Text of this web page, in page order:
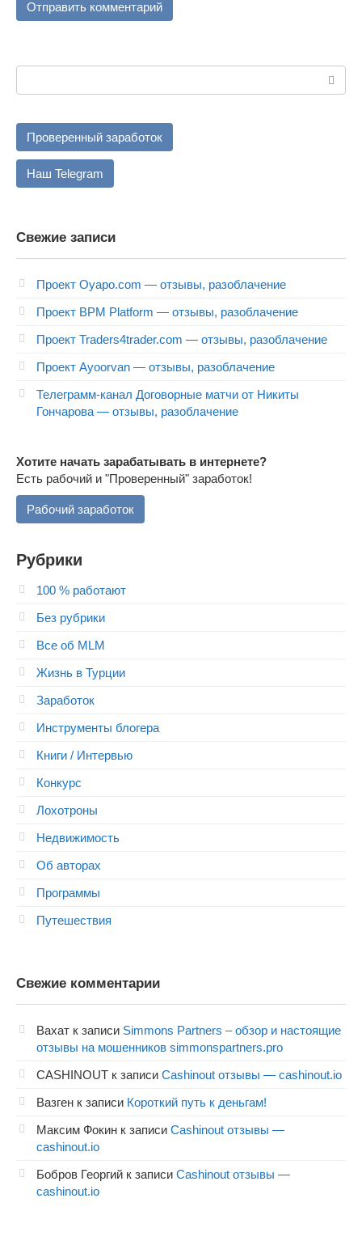
Проверенный заработок
Наш Telegram
Свежие записи
Проект Oyapo.com — отзывы, разоблачение
Проект BPM Platform — отзывы, разоблачение
Проект Traders4trader.com — отзывы, разоблачение
Проект Ayoorvan — отзывы, разоблачение
Телеграмм-канал Договорные матчи от Никиты
Гончарова — отзывы, разоблачение
Хотите начать зарабатывать в интернете?
Есть рабочий и "Проверенный" заработок!
Рабочий заработок
Рубрики
100 % работают
Без рубрики
Все об MLM
Жизнь в Турции
Заработок
Инструменты блогера
Книги / Интервью
Конкурс
Лохотроны
Недвижимость
Об авторах
Программы
Путешествия
Свежие комментарии
Вахат к записи Simmons Partners – обзор и настоящие
отзывы на мошенников simmonspartners.pro
CASHINOUT к записи Cashinout отзывы — cashinout.io
Вазген к записи Короткий путь к деньгам!
Максим Фокин к записи Cashinout отзывы —
cashinout.io
Бобров Георгий к записи Cashinout отзывы —
cashinout.io